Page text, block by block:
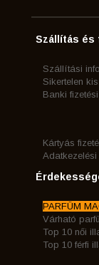
Szállítás és
Szállítási
Sikertelen
Banki
Kártyás
PARFÜM
Várható
Top 10 női
Top 10 férfi